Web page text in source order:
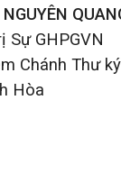
Sự GHPGVN
Chánh Thư
Hòa